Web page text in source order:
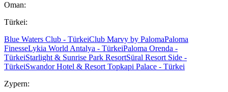
Oman:
Türkei:
Blue Waters Club - TürkeiClub Marvy by PalomaPaloma
FinesseLykia World Antalya - TürkeiPaloma Orenda -
TürkeiStarlight & Sunrise Park ResortSüral Resort Side -
TürkeiSwandor Hotel & Resort Topkapi Palace - Türkei
Zypern: